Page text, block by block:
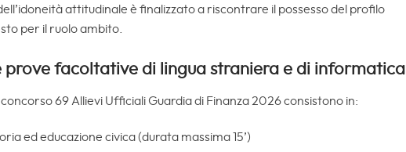
attitudinale è finalizzato a riscontrare il possesso del profilo
per il ruolo ambito.
prove facoltative di lingua straniera e di informatica
69 Allievi Ufficiali Guardia di Finanza 2026 consistono in:
ed educazione civica (durata massima 15’)